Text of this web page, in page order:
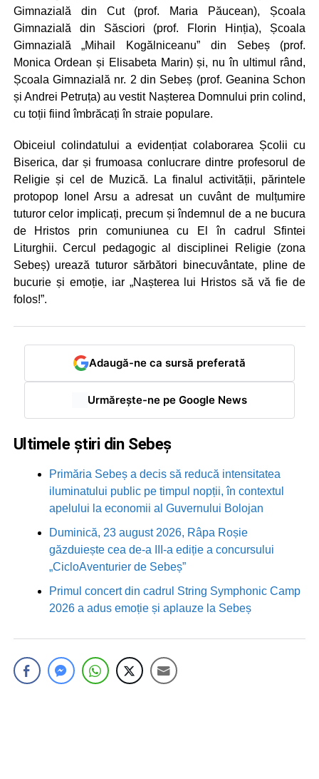
Gimnazială din Cut (prof. Maria Păucean), Școala
Gimnazială din Săsciori (prof. Florin Hinția), Școala
Gimnazială „Mihail Kogălniceanu” din Sebeș (prof.
Monica Ordean și Elisabeta Marin) și, nu în ultimul rând,
Școala Gimnazială nr. 2 din Sebeș (prof. Geanina Schon
și Andrei Petruța) au vestit Nașterea Domnului prin colind,
cu toții fiind îmbrăcați în straie populare.
Obiceiul colindatului a evidențiat colaborarea Școlii cu
Biserica, dar și frumoasa conlucrare dintre profesorul de
Religie și cel de Muzică. La finalul activității, părintele
protopop Ionel Arsu a adresat un cuvânt de mulțumire
tuturor celor implicați, precum și îndemnul de a ne bucura
de Hristos prin comuniunea cu El în cadrul Sfintei
Liturghii. Cercul pedagogic al disciplinei Religie (zona
Sebeș) urează tuturor sărbători binecuvântate, pline de
bucurie și emoție, iar „Nașterea lui Hristos să vă fie de
folos!”.
Adaugă-ne ca sursă preferată
Urmărește-ne pe Google News
Ultimele știri din Sebeș
Primăria Sebeș a decis să reducă intensitatea
iluminatului public pe timpul nopții, în contextul
apelului la economii al Guvernului Bolojan
Duminică, 23 august 2026, Râpa Roșie
găzduiește cea de-a III-a ediție a concursului
„CicloAventurier de Sebeș”
Primul concert din cadrul String Symphonic Camp
2026 a adus emoție și aplauze la Sebeș